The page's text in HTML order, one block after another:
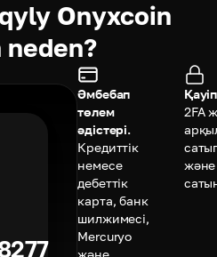
Onyxcoin
Әмбебап
төлем
әдістері.
Кредиттік
немесе
дебеттік
карта, банк
шилжимесі,
Mercuryo
және
2FA
және